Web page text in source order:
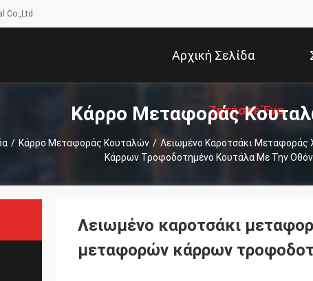
Co.,Ltd
Αρχική Σελίδα
Ζητήστε Ένα
Απόσπασμα
Κάρρο Μεταφοράς
/ Κάρρο Μεταφοράς Κουταλών / Λειωμένο Καροτσάκι
Κάρρων Τροφοδοτημένο Κουτάλα Με Την
Λειωμένο καροτσάκι
μεταφορών κάρρων